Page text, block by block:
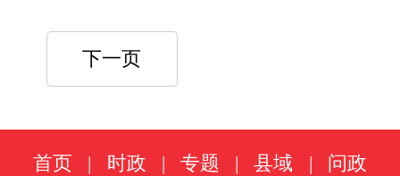
下一页
首页 | 时政 | 专题 | 县域 | 问政